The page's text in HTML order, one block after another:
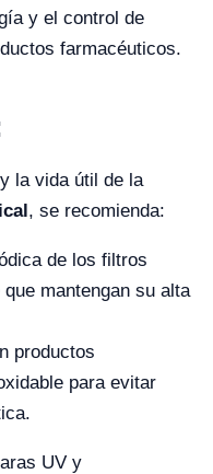
y el control de
farmacéuticos.
la vida útil de la
, se recomienda:
de los filtros
mantengan su alta
productos
para evitar
UV y